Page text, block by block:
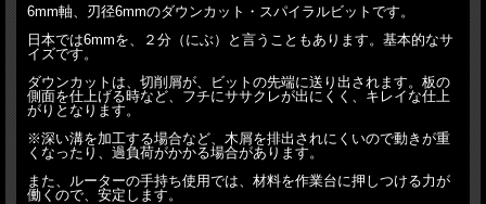
6mm軸、刃径6mmのダウンカット・スパイラルビットです。
日本では6mmを、２分（にぶ）と言うこともあります。基本的なサ
イズです。
ダウンカットは、切削屑が、ビットの先端に送り出されます。板の
側面を仕上げる時など、フチにササクレが出にくく、キレイな仕上
がりとなります。
※深い溝を加工する場合など、木屑を排出されにくいので動きが重
くなったり、過負荷がかかる場合があります。
また、ルーターの手持ち使用では、材料を作業台に押しつける力が
働くので、安定します。